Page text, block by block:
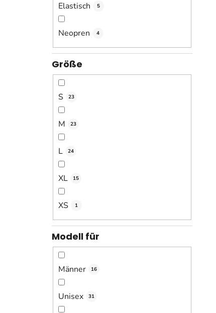
Elastisch 5
Neopren 4
Größe
S 23
M 23
L 24
XL 15
XS 1
Modell für
Männer 16
Unisex 31